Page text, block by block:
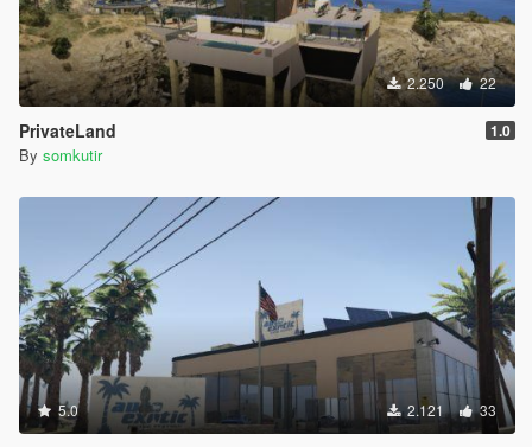
2.250 22
PrivateLand 1.0
By somkutir
5.0 2.121 33